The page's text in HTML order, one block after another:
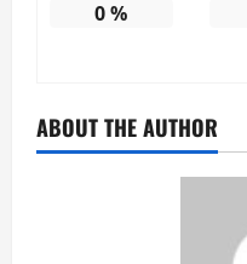
0%
ABOUT THE AUTHOR